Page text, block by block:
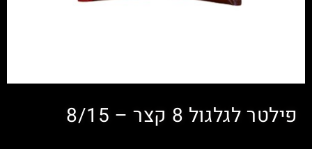
פילטר לגלגול 8 קצר – 8/15